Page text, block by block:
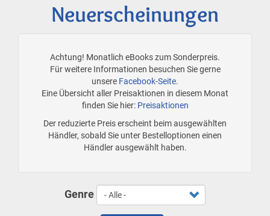
Neuerscheinungen
Achtung! Monatlich eBooks zum Sonderpreis.
Für weitere Informationen besuchen Sie gerne
unsere Facebook-Seite.
Eine Übersicht aller Preisaktionen in diesem Monat
finden Sie hier: Preisaktionen
Der reduzierte Preis erscheint beim ausgewählten
Händler, sobald Sie unter Bestelloptionen einen
Händler ausgewählt haben.
Genre